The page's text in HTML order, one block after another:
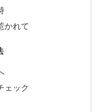
かれて
ェック